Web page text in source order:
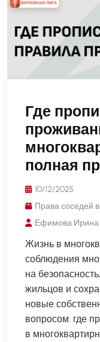
Где
полная
10/12/2025
Права соседей
Ефимова Ирина
Жизнь в
соблюдения
на
жильцов и
новые
вопросом: где
в